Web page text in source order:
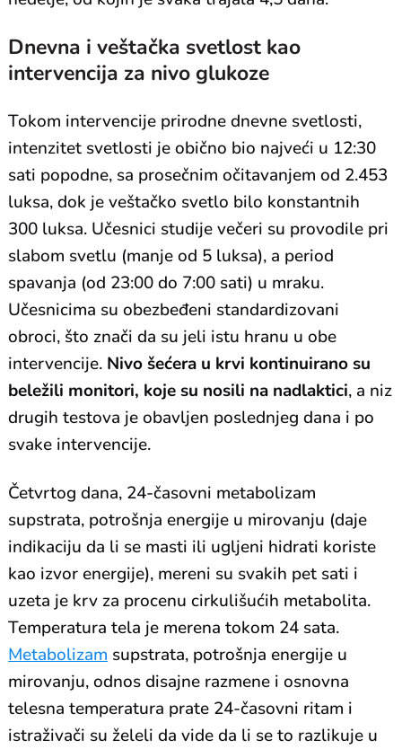
Dnevna i veštačka svetlost kao
intervencija za nivo glukoze
Tokom intervencije prirodne dnevne svetlosti,
intenzitet svetlosti je obično bio najveći u 12:30
sati popodne, sa prosečnim očitavanjem od 2.453
luksa, dok je veštačko svetlo bilo konstantnih
300 luksa. Učesnici studije večeri su provodile pri
slabom svetlu (manje od 5 luksa), a period
spavanja (od 23:00 do 7:00 sati) u mraku.
Učesnicima su obezbeđeni standardizovani
obroci, što znači da su jeli istu hranu u obe
intervencije. Nivo šećera u krvi kontinuirano su
beležili monitori, koje su nosili na nadlaktici, a niz
drugih testova je obavljen poslednjeg dana i po
svake intervencije.
Četvrtog dana, 24-časovni metabolizam
supstrata, potrošnja energije u mirovanju (daje
indikaciju da li se masti ili ugljeni hidrati koriste
kao izvor energije), mereni su svakih pet sati i
uzeta je krv za procenu cirkulišućih metabolita.
Temperatura tela je merena tokom 24 sata.
Metabolizam supstrata, potrošnja energije u
mirovanju, odnos disajne razmene i osnovna
telesna temperatura prate 24-časovni ritam i
istraživači su želeli da vide da li se to razlikuje u